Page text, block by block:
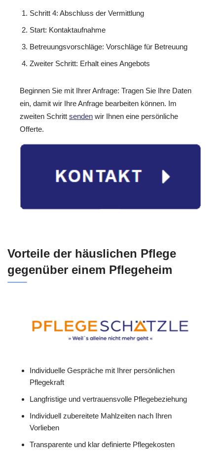
Schritt 4: Abschluss der Vermittlung
Start: Kontaktaufnahme
Betreuungsvorschläge: Vorschläge für Betreuung
Zweiter Schritt: Erhalt eines Angebots
Beginnen Sie mit Ihrer Anfrage: Tragen Sie Ihre Daten
ein, damit wir Ihre Anfrage bearbeiten können. Im
zweiten Schritt senden wir Ihnen eine persönliche
Offerte.
Vorteile der häuslichen Pflege
gegenüber einem Pflegeheim
Individuelle Gespräche mit Ihrer persönlichen
Pflegekraft
Langfristige und vertrauensvolle Pflegebeziehung
Individuell zubereitete Mahlzeiten nach Ihren
Vorlieben
Transparente und klar definierte Pflegekosten